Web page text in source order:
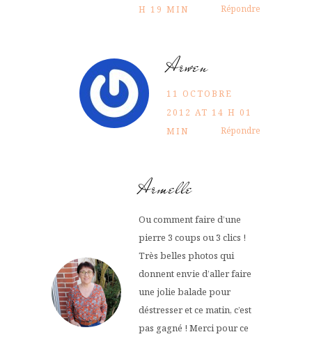
H 19 MIN
Répondre
Arwen
11 OCTOBRE
2012 AT 14 H 01
MIN
Répondre
Armelle
Ou comment faire d’une
pierre 3 coups ou 3 clics !
Très belles photos qui
donnent envie d’aller faire
une jolie balade pour
déstresser et ce matin, c’est
pas gagné ! Merci pour ce